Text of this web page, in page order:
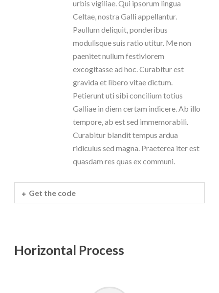
urbis vigiliae. Qui ipsorum lingua
Celtae, nostra Galli appellantur.
Paullum deliquit, ponderibus
modulisque suis ratio utitur. Me non
paenitet nullum festiviorem
excogitasse ad hoc. Curabitur est
gravida et libero vitae dictum.
Petierunt uti sibi concilium totius
Galliae in diem certam indicere. Ab illo
tempore, ab est sed immemorabili.
Curabitur blandit tempus ardua
ridiculus sed magna. Praeterea iter est
quasdam res quas ex communi.
Get the code
Horizontal Process